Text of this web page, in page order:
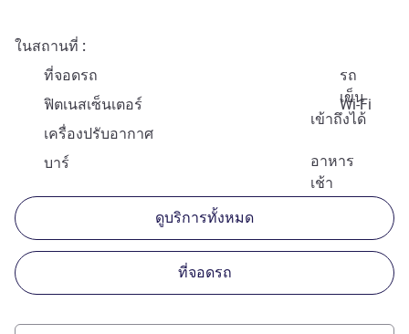
ในสถานที่
ที่จอดรถ
รถ
เข็น
เข้าถึงได้
ฟิตเนสเซ็นเตอร์
Wi-Fi
เครื่องปรับอากาศ
อาหาร
เช้า
บาร์
ดูบริการทั้งหมด
ที่จอดรถ